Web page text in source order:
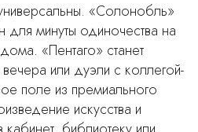
«Солонобль»
минуты одиночества на
«Пентаго» станет
или дуэли с коллегой-
поле из премиального
искусства и